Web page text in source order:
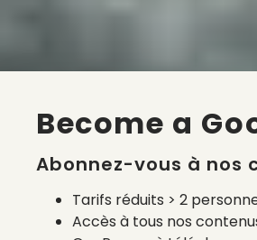
Become a
Abonnez-vous à nos
Tarifs réduits > 2
Accès à tous nos